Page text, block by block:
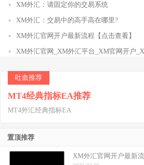
XM外汇：请固定你的交易系统
XM外汇：交易中的高手高在哪里?
XM外汇官网开户最新流程【点击查看】
XM外汇官网_XM外汇平台_XM官网开户
吐血推荐
MT4经典指标EA推荐
MT4外汇经典指标EA
置顶推荐
XM外汇官网开户最新